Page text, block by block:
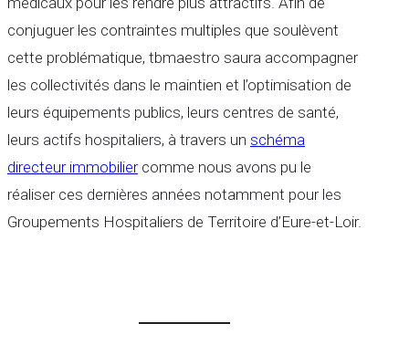
conjuguer les contraintes multiples que soulèvent
cette problématique, tbmaestro saura accompagner
les collectivités dans le maintien et l’optimisation de
leurs équipements publics, leurs centres de santé,
leurs actifs hospitaliers, à travers un schéma
directeur immobiliercomme nous avons pu le
réaliser ces dernières années notamment pour les
Groupements Hospitaliers de Territoire d’Eure-et-Loir.